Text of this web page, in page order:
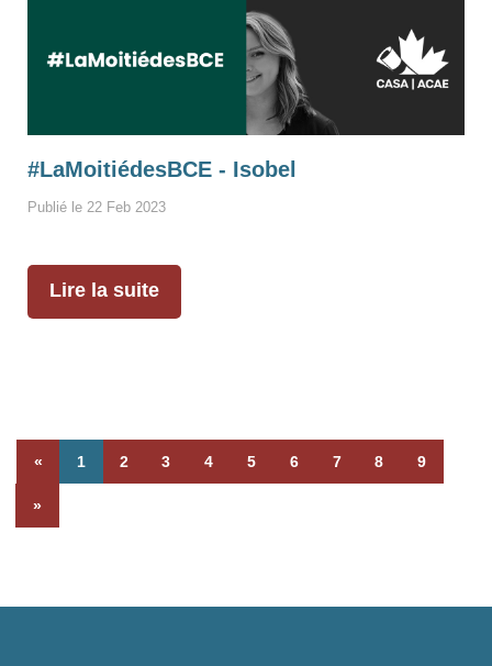
#LaMoitiédesBCE - Isobel
Publié le 22 Feb 2023
Lire la suite
« 1 2 3 4 5 6 7 8 9
»